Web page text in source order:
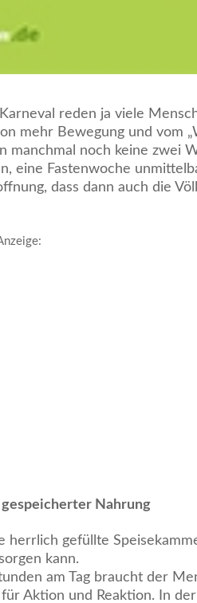
reden ja viele
mehr Bewegung und vom
manchmal noch keine zwei
eine Fastenwoche
dass dann auch die
gespeicherter Nahrung
herrlich gefüllte
kann.
am Tag braucht der
für Aktion und Reaktion. In